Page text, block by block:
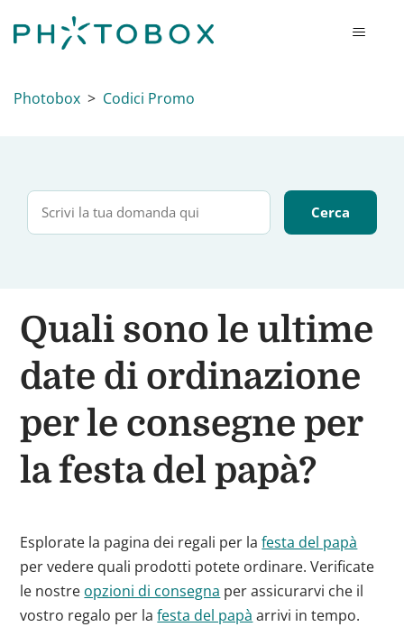
Photobox Codici Promo
Quali sono le ultime
date di ordinazione
per le consegne per
la festa del papà?
Esplorate la pagina dei regali per lafesta del papà
per vedere quali prodotti potete ordinare. Verificate
le nostre opzioni di consegna per assicurarvi che il
vostro regalo per lafesta del papà arrivi in tempo.